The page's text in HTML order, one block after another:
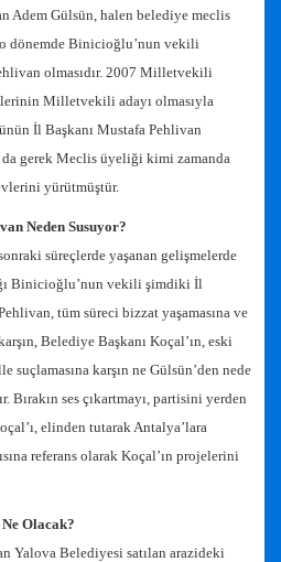
Adem Gülsün, halen belediye meclis
dönemde Binicioğlu’nun vekili
olmasıdır. 2007 Milletvekili
Milletvekili adayı olmasıyla
İl Başkanı Mustafa Pehlivan
gerek Meclis üyeliği kimi zamanda
yürütmüştür.
Neden Susuyor?
süreçlerde yaşanan gelişmelerde
Binicioğlu’nun vekili şimdiki İl
tüm süreci bizzat yaşamasına ve
Belediye Başkanı Koçal’ın, eski
karşın ne Gülsün’den nede
Bırakın ses çıkartmayı, partisini yerden
elinden tutarak Antalya’lara
referans olarak Koçal’ın projelerini
Olacak?
Yalova Belediyesi satılan arazideki